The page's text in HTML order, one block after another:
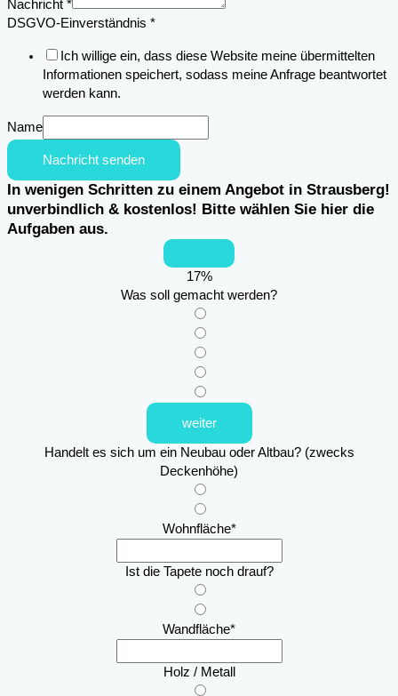
Nachricht *
DSGVO-Einverständnis *
Ich willige ein, dass diese Website meine übermittelten
Informationen speichert, sodass meine Anfrage beantwortet
werden kann.
Name
Nachricht senden
In wenigen Schritten zu einem Angebot in Strausberg!
unverbindlich & kostenlos! Bitte wählen Sie hier die
Aufgaben aus.
17%
Was soll gemacht werden?
weiter
Handelt es sich um ein Neubau oder Altbau? (zwecks
Deckenhöhe)
Wohnfläche*
Ist die Tapete noch drauf?
Wandfläche*
Holz / Metall